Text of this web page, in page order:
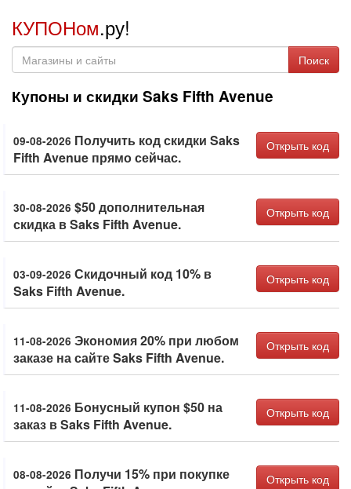
КУПОНом.ру!
Поиск
Купоны и скидки Saks Fifth Avenue
09-08-2026 Получить код скидки Saks
Fifth Avenue прямо сейчас.
Открыть код
30-08-2026 $50 дополнительная
скидка в Saks Fifth Avenue.
Открыть код
03-09-2026 Скидочный код 10% в
Saks Fifth Avenue.
Открыть код
11-08-2026 Экономия 20% при любом
заказе на сайте Saks Fifth Avenue.
Открыть код
11-08-2026 Бонусный купон $50 на
заказ в Saks Fifth Avenue.
Открыть код
08-08-2026 Получи 15% при покупке
Открыть код